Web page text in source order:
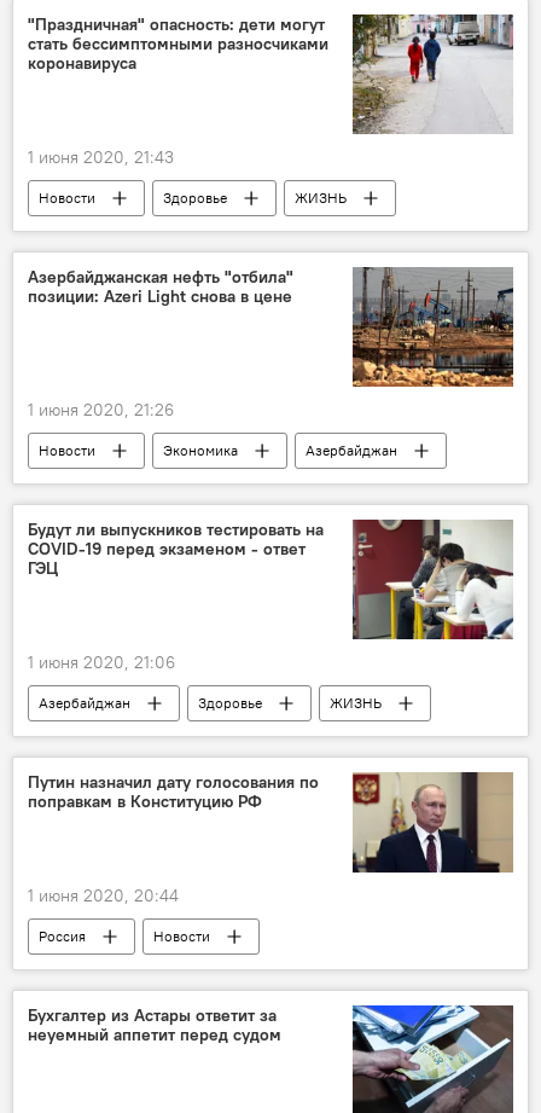
Наркотики
Героин
Австрия
Иран
таможенники
"Праздничная" опасность: дети могут
стать бессимптомными разносчиками
коронавируса
1 июня 2020, 21:43
Новости Здоровье
ЖИЗНЬ
Азербайджан
дети Коронавирус
Азербайджанская нефть "отбила"
позиции: Azeri Light снова в цене
1 июня 2020, 21:26
Новости Экономика
Азербайджан
Azeri Light
Нефть и газ
Будут ли выпускников тестировать на
COVID-19 перед экзаменом - ответ
ГЭЦ
1 июня 2020, 21:06
Азербайджан Здоровье
ЖИЗНЬ
Новости
выпускники
Путин назначил дату голосования по
поправкам в Конституцию РФ
1 июня 2020, 20:44
Россия Новости
Бухгалтер из Астары ответит за
неуемный аппетит перед судом